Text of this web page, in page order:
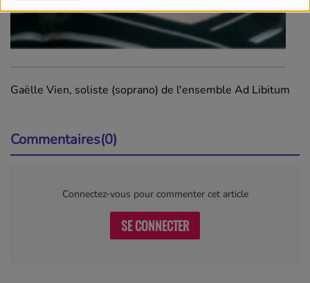
Gaëlle Vien, soliste (soprano) de l'ensemble Ad Libitum
Commentaires(0)
Connectez-vous pour commenter cet article
SE CONNECTER